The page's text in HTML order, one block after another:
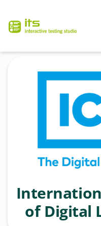
Inhalt
springen
of Digital